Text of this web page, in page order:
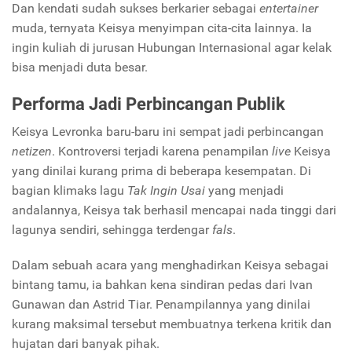
Dan kendati sudah sukses berkarier sebagai entertainer
muda, ternyata Keisya menyimpan cita-cita lainnya. Ia
ingin kuliah di jurusan Hubungan Internasional agar kelak
bisa menjadi duta besar.
Performa Jadi Perbincangan Publik
Keisya Levronka baru-baru ini sempat jadi perbincangan
netizen. Kontroversi terjadi karena penampilan live Keisya
yang dinilai kurang prima di beberapa kesempatan. Di
bagian klimaks lagu Tak Ingin Usai yang menjadi
andalannya, Keisya tak berhasil mencapai nada tinggi dari
lagunya sendiri, sehingga terdengar fals.
Dalam sebuah acara yang menghadirkan Keisya sebagai
bintang tamu, ia bahkan kena sindiran pedas dari Ivan
Gunawan dan Astrid Tiar. Penampilannya yang dinilai
kurang maksimal tersebut membuatnya terkena kritik dan
hujatan dari banyak pihak.